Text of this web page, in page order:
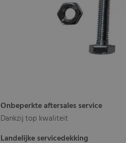
Onbeperkte aftersales service
Dankzij top kwaliteit
Landelijke servicedekking